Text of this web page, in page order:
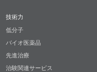
技術力
低分子
バイオ医薬品
先進治療
治験関連サービス